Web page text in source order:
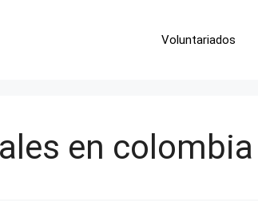
Voluntariados
en colombia